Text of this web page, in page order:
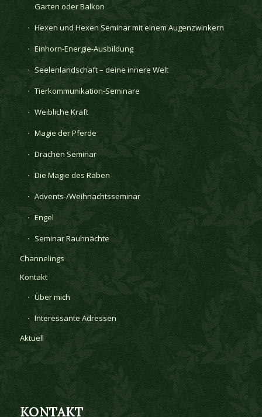
Garten oder Balkon
Hexen und Hexen Seminar mit einem Augenzwinkern
Einhorn-Energie-Ausbildung
Seelenlandschaft – deine innere Welt
Tierkommunikation-Seminare
Weibliche Kraft
Magie der Pferde
Drachen Seminar
Die Magie des Raben
Advents-/Weihnachtsseminar
Engel
Seminar Rauhnächte
Channelings
Kontakt
Über mich
Interessante Adressen
Aktuell
KONTAKT